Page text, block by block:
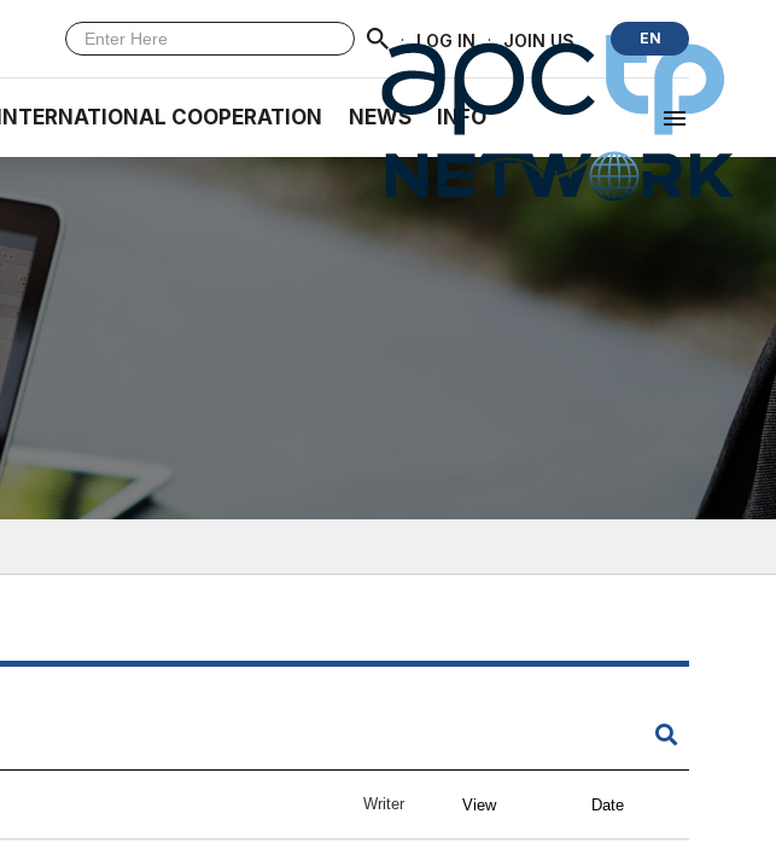
· LOG IN · JOIN US EN
INTERNATIONAL COOPERATION NEWS INFO
Writer View Date